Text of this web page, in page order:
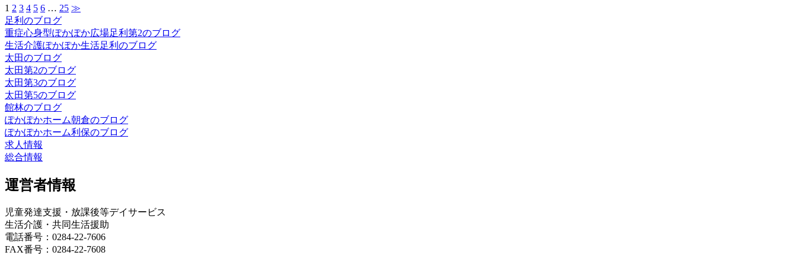
1 2 3 4 5 6 … 25 ≫
足利のブログ
重症心身型ぽかぽか広場足利第2のブログ
生活介護ぽかぽか生活足利のブログ
太田のブログ
太田第2のブログ
太田第3のブログ
太田第5のブログ
館林のブログ
ぽかぽかホーム朝倉のブログ
ぽかぽかホーム利保のブログ
求人情報
総合情報
運営者情報
児童発達支援・放課後等デイサービス
生活介護・共同生活援助
電話番号：0284-22-7606
FAX番号：0284-22-7608